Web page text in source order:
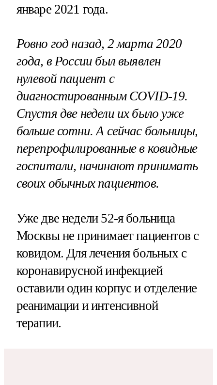
январе 2021 года.
Ровно год назад, 2 марта 2020
года, в России был выявлен
нулевой пациент с
диагностированным COVID-19.
Спустя две недели их было уже
больше сотни. А сейчас больницы,
перепрофилированные в ковидные
госпитали, начинают принимать
своих обычных пациентов.
Уже две недели 52-я больница
Москвы не принимает пациентов с
ковидом. Для лечения больных с
коронавирусной инфекцией
оставили один корпус и отделение
реанимации и интенсивной
терапии.